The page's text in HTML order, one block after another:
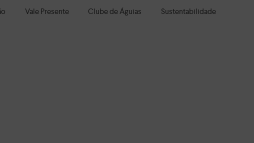
Vale Presente Clube de Águias Sustentabilidade